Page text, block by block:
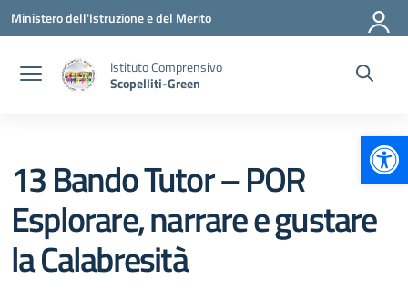
Vai ai contenuti
Vai al menu di navigazione
Vai al footer
Ministero dell'Istruzione e del Merito
Istituto Comprensivo
Scopelliti-Green
13 Bando Tutor – POR
Esplorare, narrare e gustare
la Calabresità